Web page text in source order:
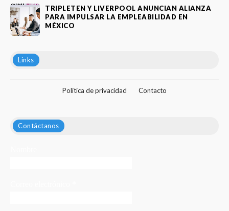
TRIPLETEN Y LIVERPOOL ANUNCIAN ALIANZA
PARA IMPULSAR LA EMPLEABILIDAD EN
MÉXICO
Links
Política de privacidad Contacto
Contáctanos